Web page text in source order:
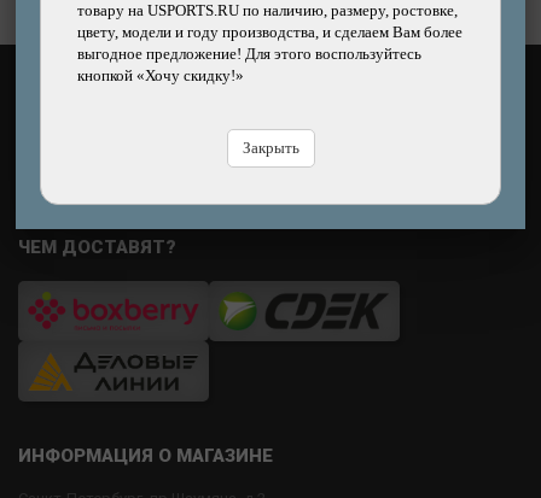
товару на USPORTS.RU по наличию, размеру, ростовке,
цвету, модели и году производства, и сделаем Вам более
выгодное предложение! Для этого воспользуйтесь
кнопкой «Хочу скидку!»
Закрыть
ЧЕМ ДОСТАВЯТ?
ИНФОРМАЦИЯ О МАГАЗИНЕ